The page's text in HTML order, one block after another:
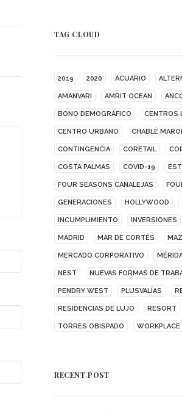
TAG CLOUD
2019 2020 ACUARIO
AMANVARI AMRIT OCEAN
BONO DEMOGRÁFICO CENTROS
CENTRO URBANO CHABLÉ
CONTINGENCIA CORETAIL
COSTA PALMAS COVID-19
FOUR SEASONS CANALEJAS
GENERACIONES HOLLYWOOD
INCUMPLIMIENTO INVERSIONES
MADRID MAR DE CORTÉS
MERCADO CORPORATIVO
NEST NUEVAS FORMAS DE
PENDRY WEST PLUSVALÍAS
RESIDENCIAS DE LUJO RESORT
TORRES OBISPADO WORKPLACE
RECENT POST